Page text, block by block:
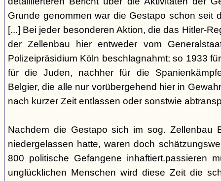
Grunde genommen war die Gestapo schon seit
[...] Bei jeder besonderen Aktion, die das Hitler-
der Zellenbau hier entweder vom
Polizeipräsidium Köln beschlagnahmt; so 1933
für die Juden, nachher für die
Belgier, die alle nur vorübergehend hier in
nach kurzer Zeit entlassen oder sonstwie
Nachdem die Gestapo sich im sog. Zellenbau
niedergelassen hatte, waren doch
800 politische Gefangene inhaftiert.passieren
unglücklichen Menschen wird diese Zeit die